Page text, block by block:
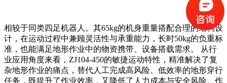
相较于同类四足机器人。其65kg的机身重量搭配合理的结构设
计，在运动过程中兼顾灵活性与承重能力，长时50kg的负重标
准，也能满足地形作业中的物资携带、设备搭载需求。 从行
业应用角度来看，ZJ104-450的敏捷运动特性，精准解决了复
杂地形作业的痛点，替代人工完成高风险、低效率的地形穿行
任务，既提升了作业效率，又降低了人力成本与安全风险。作